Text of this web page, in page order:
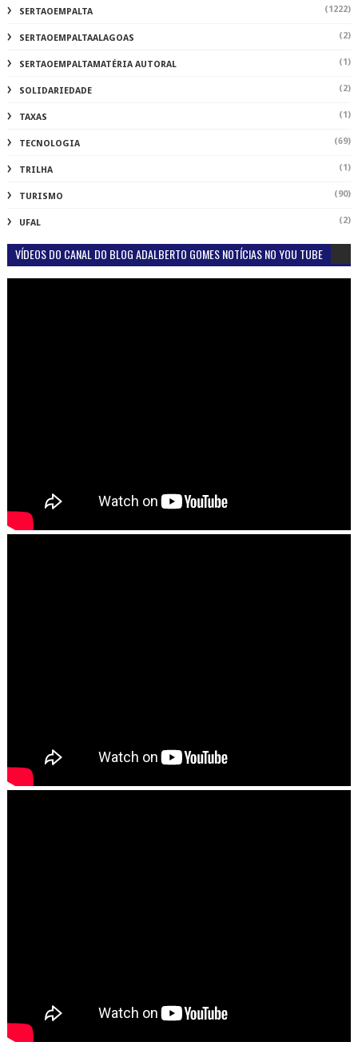
SERTAOEMPALTA (1222)
SERTAOEMPALTAALAGOAS (2)
SERTAOEMPALTAMATÉRIA AUTORAL (1)
SOLIDARIEDADE (2)
TAXAS (1)
TECNOLOGIA (69)
TRILHA (1)
TURISMO (90)
UFAL (2)
VÍDEOS DO CANAL DO BLOG ADALBERTO GOMES NOTÍCIAS NO YOU TUBE